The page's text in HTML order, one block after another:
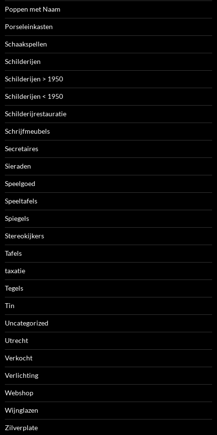
Poppen met Naam
Porseleinkasten
Schaakspellen
Schilderijen
Schilderijen > 1950
Schilderijen < 1950
Schilderijrestauratie
Schrijfmeubels
Secretaires
Sieraden
Speelgoed
Speeltafels
Spiegels
Stereokijkers
Tafels
taxatie
Tegels
Tin
Uncategorized
Utrecht
Verkocht
Verlichting
Webshop
Wijnglazen
Zilverplate